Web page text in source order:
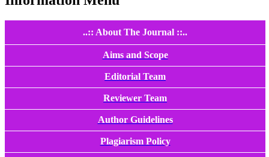
..:: About The Journal ::..
Aims and Scope
Editorial Team
Reviewer Team
Author Guidelines
Plagiarism Policy